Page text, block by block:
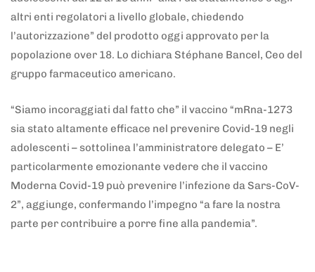
altri enti regolatori a livello globale, chiedendo
l’autorizzazione” del prodotto oggi approvato per la
popolazione over 18. Lo dichiara Stéphane Bancel, Ceo del
gruppo farmaceutico americano.
“Siamo incoraggiati dal fatto che” il vaccino “mRna-1273
sia stato altamente efficace nel prevenire Covid-19 negli
adolescenti – sottolinea l’amministratore delegato – E’
particolarmente emozionante vedere che il vaccino
Moderna Covid-19 può prevenire l’infezione da Sars-CoV-
2”, aggiunge, confermando l’impegno “a fare la nostra
parte per contribuire a porre fine alla pandemia”.